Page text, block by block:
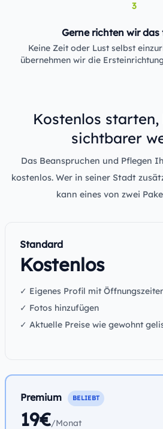
3
Gerne richten wir das
Keine Zeit oder Lust selbst
übernehmen wir die
Kostenlos
sichtbarer
Das Beanspruchen und Pflegen
kostenlos. Wer in seiner Stadt
kann eines von zwei
Standard
Kostenlos
✓ Eigenes Profil mit
✓ Fotos hinzufügen
✓ Aktuelle Preise wie gewohnt
Premium BELIEBT
19€/Monat